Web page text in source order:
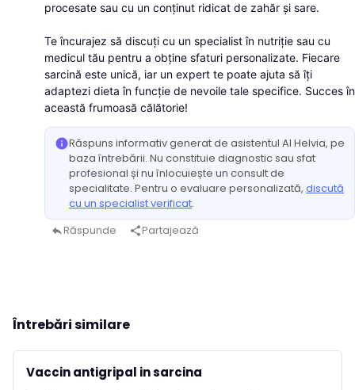
procesate sau cu un conținut ridicat de zahăr și sare.
Te încurajez să discuți cu un specialist în nutriție sau cu
medicul tău pentru a obține sfaturi personalizate. Fiecare
sarcină este unică, iar un expert te poate ajuta să îți
adaptezi dieta în funcție de nevoile tale specifice. Succes în
această frumoasă călătorie!
infoRăspuns informativ generat de asistentul AI Helvia, pe
baza întrebării. Nu constituie diagnostic sau sfat
profesional și nu înlocuiește un consult de
specialitate. Pentru o evaluare personalizată, discută
cu un specialist verificat.
replyRăspunde sharePartajează
Întrebări similare
Vaccin antigripal in sarcina